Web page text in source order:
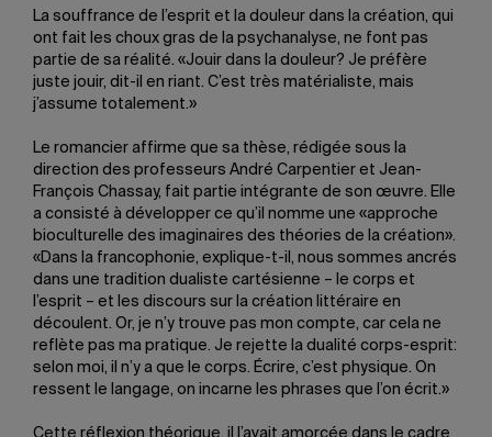
La souffrance de l’esprit et la douleur dans la création, qui
ont fait les choux gras de la psychanalyse, ne font pas
partie de sa réalité. «Jouir dans la douleur? Je préfère
juste jouir, dit-il en riant. C’est très matérialiste, mais
j’assume totalement.»
Le romancier affirme que sa thèse, rédigée sous la
direction des professeurs André Carpentier et Jean-
François Chassay, fait partie intégrante de son œuvre. Elle
a consisté à développer ce qu’il nomme une «approche
bioculturelle des imaginaires des théories de la création».
«Dans la francophonie, explique-t-il, nous sommes ancrés
dans une tradition dualiste cartésienne – le corps et
l’esprit – et les discours sur la création littéraire en
découlent. Or, je n’y trouve pas mon compte, car cela ne
reflète pas ma pratique. Je rejette la dualité corps-esprit:
selon moi, il n’y a que le corps. Écrire, c’est physique. On
ressent le langage, on incarne les phrases que l’on écrit.»
Cette réflexion théorique, il l’avait amorcée dans le cadre